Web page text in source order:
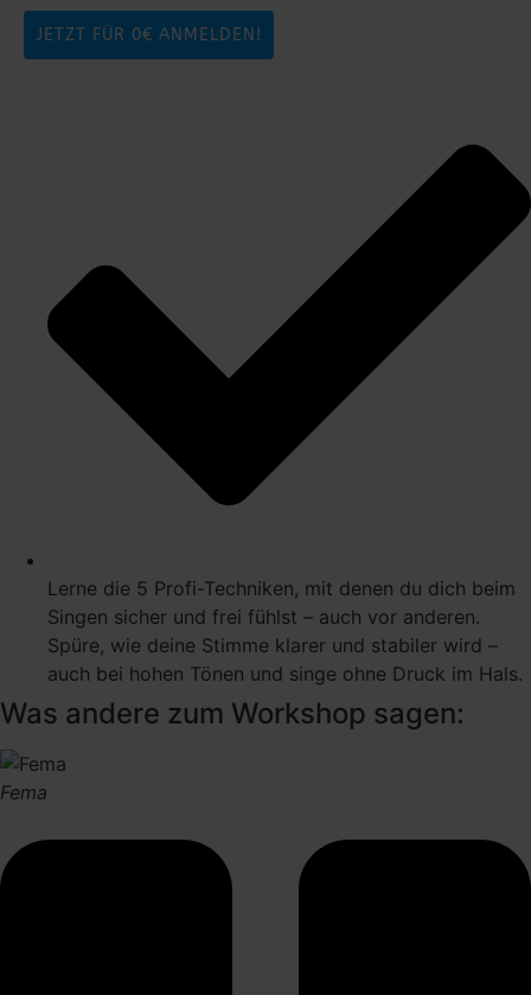
JETZT FÜR 0€ ANMELDEN!
Lerne die 5 Profi-Techniken, mit denen du dich beim
Singen sicher und frei fühlst – auch vor anderen.
Spüre, wie deine Stimme klarer und stabiler wird –
auch bei hohen Tönen und singe ohne Druck im Hals.
Was andere zum Workshop sagen:
Fema